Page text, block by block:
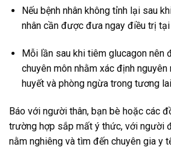
Nếu bệnh nhân không tỉnh lại sau
nhân cần được đưa ngay điều trị tại
Mỗi lần sau khi tiêm glucagon nên
chuyên môn nhằm xác định
huyết và phòng ngừa trong tương
Báo với người thân, bạn bè hoặc các
trường hợp sắp mất ý thức, với người
nằm nghiêng và tìm đến chuyên gia y